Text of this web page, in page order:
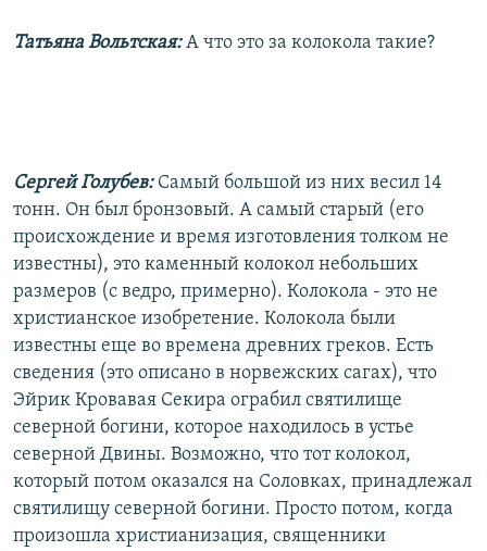
Татьяна Вольтская:А что это за колокола такие?
Сергей Голубев: Самый большой из них весил 14
тонн. Он был бронзовый. А самый старый (его
происхождение и время изготовления толком не
известны), это каменный колокол небольших
размеров (с ведро, примерно). Колокола - это не
христианское изобретение. Колокола были
известны еще во времена древних греков. Есть
сведения (это описано в норвежских сагах), что
Эйрик Кровавая Секира ограбил святилище
северной богини, которое находилось в устье
северной Двины. Возможно, что тот колокол,
который потом оказался на Соловках, принадлежал
святилищу северной богини. Просто потом, когда
произошла христианизация, священники